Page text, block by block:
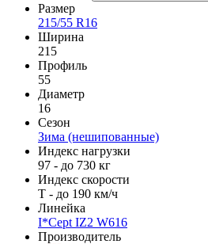
Размер
215/55 R16
Ширина
215
Профиль
55
Диаметр
16
Сезон
Зима (нешипованные)
Индекс нагрузки
97 - до 730 кг
Индекс скорости
T - до 190 км/ч
Линейка
I*Cept IZ2 W616
Производитель